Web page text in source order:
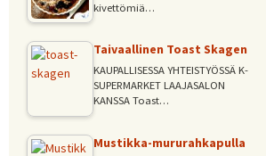
kivettömiä…
Taivaallinen Toast Skagen
KAUPALLISESSA YHTEISTYÖSSÄ K-
SUPERMARKET LAAJASALON
KANSSA Toast…
Mustikka-mururahkapulla